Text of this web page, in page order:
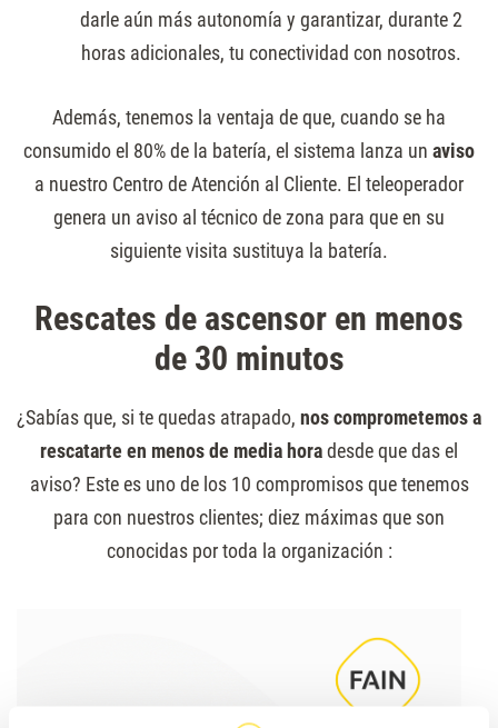
darle aún más autonomía y garantizar, durante 2
horas adicionales, tu conectividad con nosotros.
Además, tenemos la ventaja de que, cuando se ha
consumido el 80% de la batería, el sistema lanza un aviso
a nuestro Centro de Atención al Cliente. El teleoperador
genera un aviso al técnico de zona para que en su
siguiente visita sustituya la batería.
Rescates de ascensor en menos
de 30 minutos
¿Sabías que, si te quedas atrapado, nos comprometemos a
rescatarte en menos de media horadesde que das el
aviso? Este es uno de los 10 compromisos que tenemos
para con nuestros clientes; diez máximas que son
conocidas por toda la organización :